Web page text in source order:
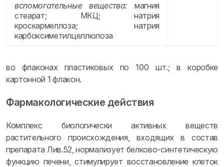
вспомогательные вещества: магния
стеарат; МКЦ; натрия
кроскармеллоза; натрия
карбоксиметилцеллюлоза
во флаконах пластиковых по 100 шт.; в коробке
картонной 1 флакон.
Фармакологические действия
Комплекс биологически активных веществ
растительного происхождения, входящих в состав
препарата Лив.52, нормализует белково-синтетическую
функцию печени, стимулирует восстановление клеток